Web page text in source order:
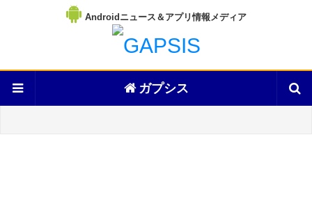
Androidニュース＆アプリ情報メディア
ガプシス